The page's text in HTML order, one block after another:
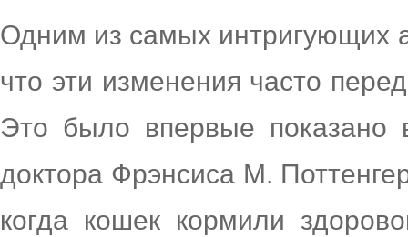
Одним из самых интригующих
что эти изменения часто
Это было впервые показано
доктора Фрэнсиса М.
когда кошек кормили